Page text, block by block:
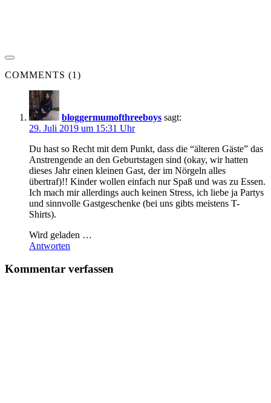
COMMENTS (1)
bloggermumofthreeboys sagt:
29. Juli 2019 um 15:31 Uhr
Du hast so Recht mit dem Punkt, dass die “älteren Gäste” das
Anstrengende an den Geburtstagen sind (okay, wir hatten
dieses Jahr einen kleinen Gast, der im Nörgeln alles
übertraf)!! Kinder wollen einfach nur Spaß und was zu Essen.
Ich mach mir allerdings auch keinen Stress, ich liebe ja Partys
und sinnvolle Gastgeschenke (bei uns gibts meistens T-
Shirts).
Wird geladen …
Antworten
Kommentar verfassen